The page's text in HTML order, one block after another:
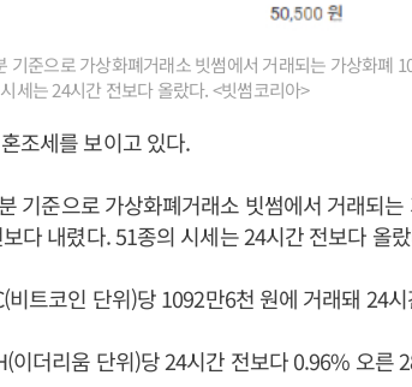
준으로 가상화폐거래소 빗썸에서 거래되는 가상화폐
세는 24시간 전보다 올랐다. <빗썸코리아>
조세를 보이고 있다.
기준으로 가상화폐거래소 빗썸에서 거래되
다 내렸다. 51종의 시세는 24시간 전보다 올
비트코인 단위)당 1092만6천 원에 거래돼 24
이더리움 단위)당 24시간 전보다 0.96% 오른